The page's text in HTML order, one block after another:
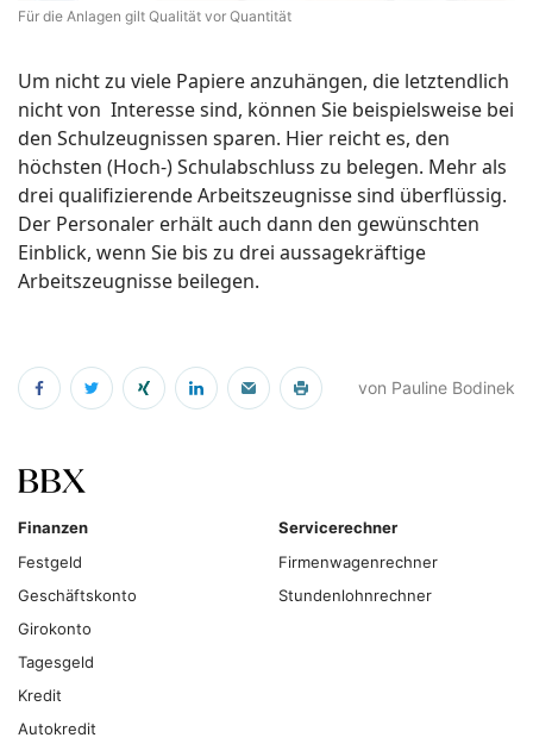
Für die Anlagen gilt Qualität vor Quantität
Um nicht zu viele Papiere anzuhängen, die letztendlich
nicht von Interesse sind, können Sie beispielsweise bei
den Schulzeugnissen sparen. Hier reicht es, den
höchsten (Hoch-) Schulabschluss zu belegen. Mehr als
drei qualifizierende Arbeitszeugnisse sind überflüssig.
Der Personaler erhält auch dann den gewünschten
Einblick, wenn Sie bis zu drei aussagekräftige
Arbeitszeugnisse beilegen.
von Pauline Bodinek
Finanzen
Festgeld
Geschäftskonto
Girokonto
Tagesgeld
Kredit
Autokredit
Servicerechner
Firmenwagenrechner
Stundenlohnrechner